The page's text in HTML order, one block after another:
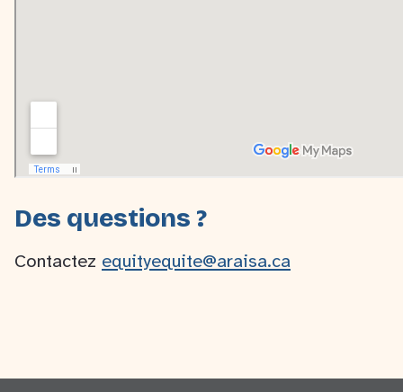
Des questions ?
Contactez equityequite@araisa.ca